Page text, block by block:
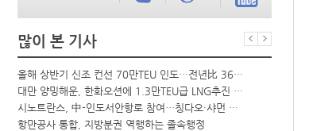
많이 본 기사
올해 상반기 신조 컨선 70만TEU 인도…전년比 36% 감소
대만 양밍해운, 한화오션에 1.3만TEU급 LNG추진 컨선 6척 발주
시노트란스, 中-인도서안항로 참여…칭다오·샤먼 직항
항만공사 통합, 지방분권 역행하는 졸속행정